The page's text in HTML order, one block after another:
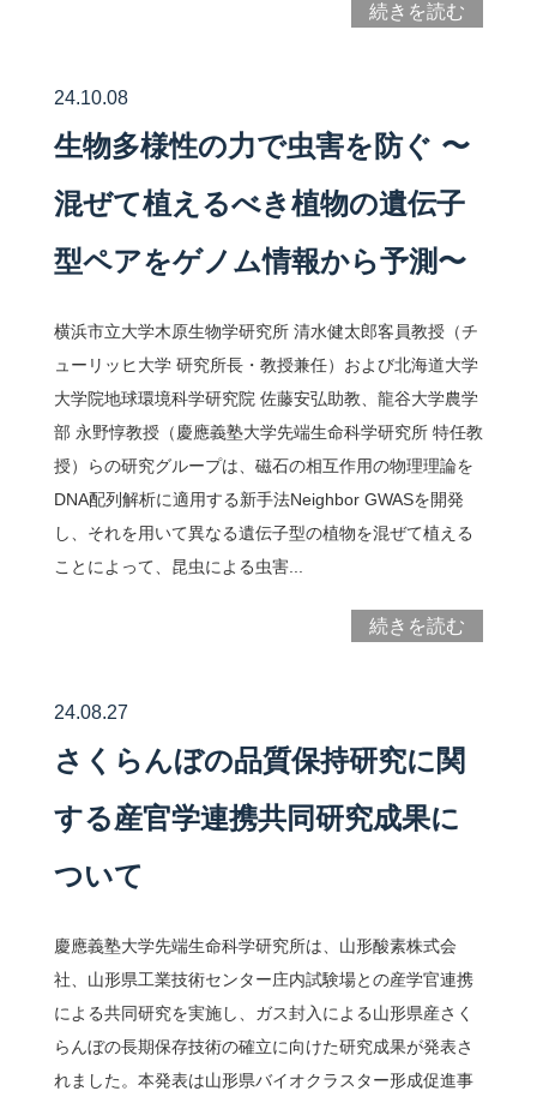
続きを読む
24.10.08
生物多様性の力で虫害を防ぐ 〜
混ぜて植えるべき植物の遺伝子
型ペアをゲノム情報から予測〜
横浜市立大学木原生物学研究所 清水健太郎客員教授（チ
ューリッヒ大学 研究所長・教授兼任）および北海道大学
大学院地球環境科学研究院 佐藤安弘助教、龍谷大学農学
部 永野惇教授（慶應義塾大学先端生命科学研究所 特任教
授）らの研究グループは、磁石の相互作用の物理理論を
DNA配列解析に適用する新手法Neighbor GWASを開発
し、それを用いて異なる遺伝子型の植物を混ぜて植える
ことによって、昆虫による虫害...
続きを読む
24.08.27
さくらんぼの品質保持研究に関
する産官学連携共同研究成果に
ついて
慶應義塾大学先端生命科学研究所は、山形酸素株式会
社、山形県工業技術センター庄内試験場との産学官連携
による共同研究を実施し、ガス封入による山形県産さく
らんぼの長期保存技術の確立に向けた研究成果が発表さ
れました。本発表は山形県バイオクラスター形成促進事